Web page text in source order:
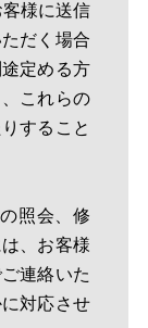
様に送信
だく場合
定める方
これらの
すること
照会、修
、お客様
連絡いた
対応させ